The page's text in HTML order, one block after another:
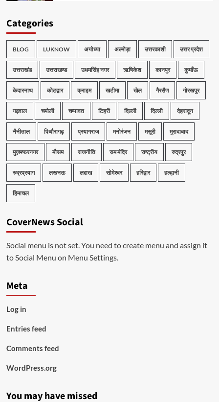
Categories
BLOG LUKNOW अयोध्या अल्मोड़ा उत्तरकाशी उत्तर प्रदेश
उत्तराखंड उत्तराखण्ड उधमसिंह नगर ऋषिकेश कानपुर कुमाँऊ
केदारनाथ कोटद्वार क्राइम खटीमा खेल गैरसैण गोरखपुर
गढ़वाल चमोली चम्पावत टिहरी दिल्ली दिल्ली देहरादून
नैनीताल पिथौरागढ़ प्रयागराज मनोरंजन मसूरी मुरादाबाद
मुज़फ्फरनगर मौसम राजनीति राम मंदिर राष्ट्रीय रुद्रपुर
रुद्रप्रयाग लखनऊ लद्दाख सोमेश्वर हरिद्वार हल्द्वानी
हिमाचल
CoverNews Social
Social menu is not set. You need to create menu and assign it
to Social Menu on Menu Settings.
Meta
Log in
Entries feed
Comments feed
WordPress.org
You may have missed